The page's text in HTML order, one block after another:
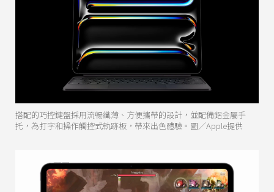
搭配的巧控鍵盤採用流暢纖薄、方便攜帶的設計，並配備鋁金屬手
托，為打字和操作觸控式軌跡板，帶來出色體驗。圖／Apple提供